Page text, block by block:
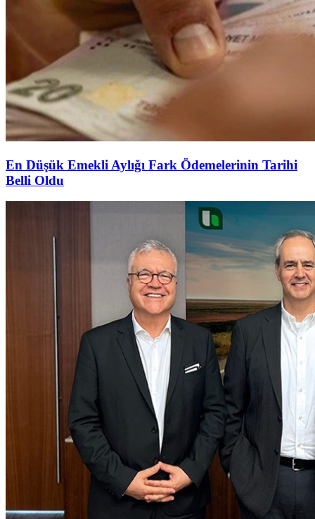
En Düşük Emekli Aylığı Fark Ödemelerinin Tarihi
Belli Oldu